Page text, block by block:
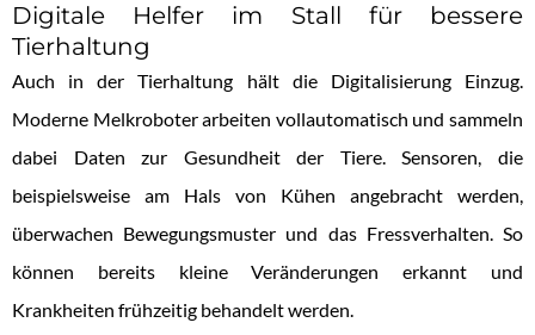
Digitale Helfer im Stall für bessere
Tierhaltung
Auch in der Tierhaltung hält die Digitalisierung Einzug.
Moderne Melkroboter arbeiten vollautomatisch und sammeln
dabei Daten zur Gesundheit der Tiere. Sensoren, die
beispielsweise am Hals von Kühen angebracht werden,
überwachen Bewegungsmuster und das Fressverhalten. So
können bereits kleine Veränderungen erkannt und
Krankheiten frühzeitig behandelt werden.